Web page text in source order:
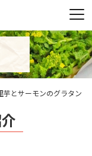
芋とサーモンのグラタン